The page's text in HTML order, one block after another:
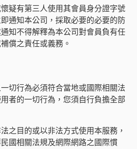
疑有第三人使用其會員身分證字號
通知本公司，採取必要的必要的防
知不得解釋為本公司對會員負有任
償之責任或義務。
切行為必須符合當地或國際相關法
者的一切行為，您須自行負擔全部
之目的或以非法方式使用本服務，
國相關法規及網際網路之國際慣